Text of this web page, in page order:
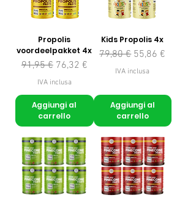
Propolis
voordeelpakket 4x
Prezzo regolare
91,95 € Prezzo scontato
76,32 €
IVA inclusa
Aggiungi al
carrello
Kids Propolis 4x
Prezzo regolare
79,80 € Prezzo scontato
55,86 €
IVA inclusa
Aggiungi al
carrello